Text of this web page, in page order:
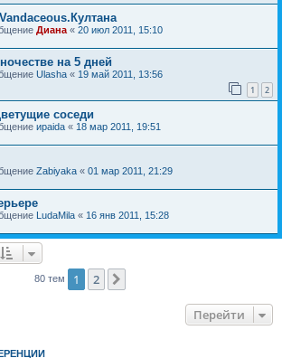
Диана « 20 июл 2011, 15:10
на 5 дней
Ulasha « 19 май 2011, 13:56
1 2
соседи
ираida « 18 мар 2011, 19:51
Zabiyaka « 01 мар 2011, 21:29
LudaMila « 16 янв 2011, 15:28
80 тем 1 2
Перейти